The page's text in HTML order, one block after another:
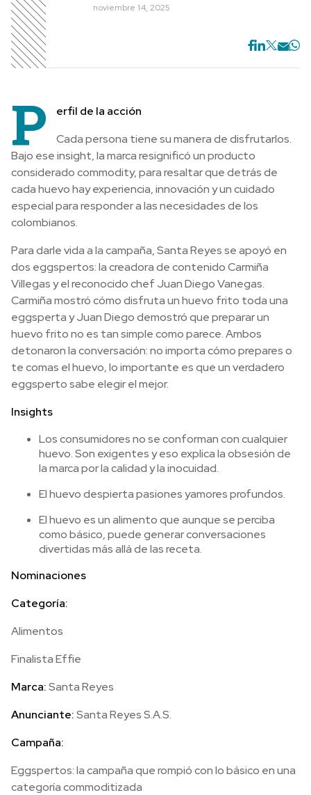
noviembre 14, 2025
P
erfil de la acción
Cada persona tiene su manera de disfrutarlos.
Bajo ese insight, la marca resignificó un producto
considerado commodity, para resaltar que detrás de
cada huevo hay experiencia, innovación y un cuidado
especial para responder a las necesidades de los
colombianos.
Para darle vida a la campaña, Santa Reyes se apoyó en
dos eggspertos: la creadora de contenido Carmiña
Villegas y el reconocido chef Juan Diego Vanegas.
Carmiña mostró cómo disfruta un huevo frito toda una
eggsperta y Juan Diego demostró que preparar un
huevo frito no es tan simple como parece. Ambos
detonaron la conversación: no importa cómo prepares o
te comas el huevo, lo importante es que un verdadero
eggsperto sabe elegir el mejor.
Insights
Los consumidores no se conforman con cualquier
huevo. Son exigentes y eso explica la obsesión de
la marca por la calidad y la inocuidad.
El huevo despierta pasiones yamores profundos.
El huevo es un alimento que aunque se perciba
como básico, puede generar conversaciones
divertidas más allá de las receta.
Nominaciones
Categoría:
Alimentos
Finalista Effie
Marca:Santa Reyes
Anunciante:Santa Reyes S.A.S.
Campaña:
Eggspertos: la campaña que rompió con lo básico en una
categoría commoditizada